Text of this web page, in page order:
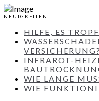
NEUIGKEITEN
HILFE, ES
VERSICHERUNG?
INFRAROT-
WIE LANGE
WIE